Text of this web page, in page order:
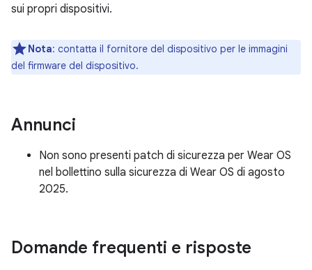
sui propri dispositivi.
Nota: contatta il fornitore del dispositivo per le immagini
del firmware del dispositivo.
Annunci
Non sono presenti patch di sicurezza per Wear OS
nel bollettino sulla sicurezza di Wear OS di agosto
2025.
Domande frequenti e risposte